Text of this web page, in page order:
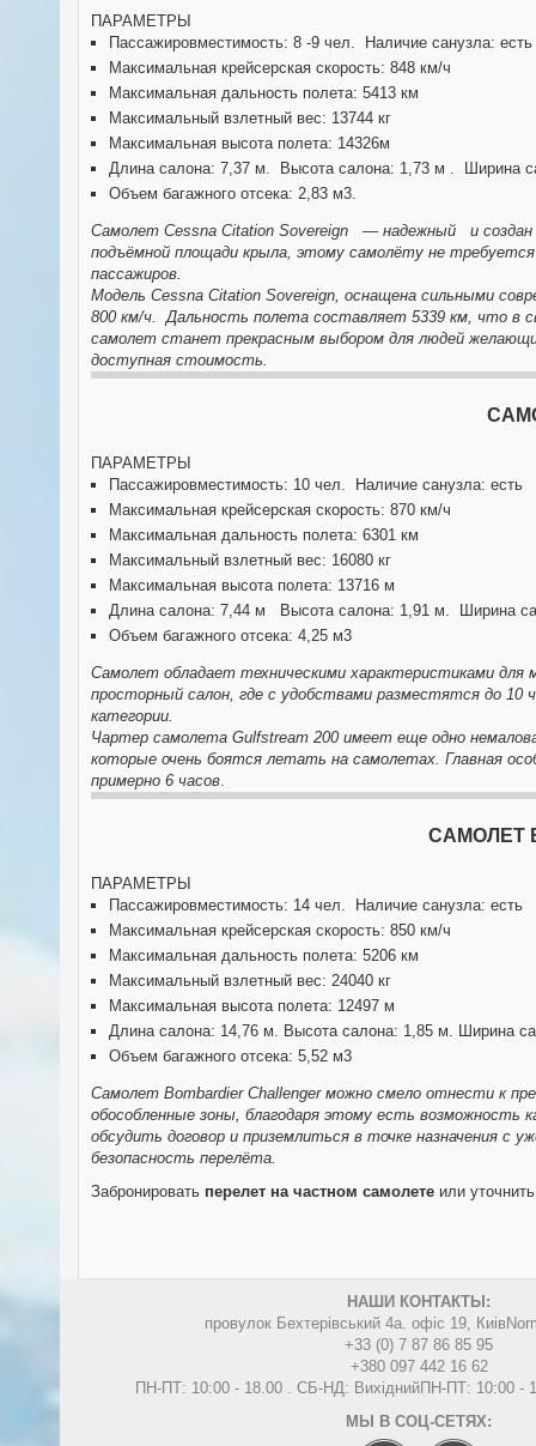
ПАРАМЕТРЫ
Пассажировместимость: 8 -9 чел. Наличие санузла: есть
Максимальная крейсерская скорость: 848 км/ч
Максимальная дальность полета: 5413 км
Максимальный взлетный вес: 13744 кг
Максимальная высота полета: 14326м
Длина салона: 7,37 м. Высота салона: 1,73 м . Ширина
Объем багажного отсека: 2,83 м3.
Самолет Cessna Citation Sovereign — надежный и создан
подъёмной площади крыла, этому самолёту не
пассажиров.
Модель Cessna Citation Sovereign, оснащена сильными
800 км/ч. Дальность полета составляет 5339 км, что в
самолет станет прекрасным выбором для людей
доступная стоимость.
ПАРАМЕТРЫ
Пассажировместимость: 10 чел. Наличие санузла: есть
Максимальная крейсерская скорость: 870 км/ч
Максимальная дальность полета: 6301 км
Максимальный взлетный вес: 16080 кг
Максимальная высота полета: 13716 м
Длина салона: 7,44 м Высота салона: 1,91 м. Ширина
Объем багажного отсека: 4,25 м3
Самолет обладает техническими характеристиками
просторный салон, где с удобствами разместятся до
категории.
Чартер самолета Gulfstream 200 имеет еще одно
которые очень боятся летать на самолетах. Главная
примерно 6 часов.
САМОЛЕТ
ПАРАМЕТРЫ
Пассажировместимость: 14 чел. Наличие санузла: есть
Максимальная крейсерская скорость: 850 км/ч
Максимальная дальность полета: 5206 км
Максимальный взлетный вес: 24040 кг
Максимальная высота полета: 12497 м
Длина салона: 14,76 м. Высота салона: 1,85 м. Ширина
Объем багажного отсека: 5,52 м3
Самолет Bombardier Challenger можно смело отнести к
обособленные зоны, благодаря этому есть
обсудить договор и приземлиться в точке назначения
безопасность перелёта.
Забронировать перелет на частном самолете или
НАШИ КОНТАКТЫ:
провулок Бехтерівський 4а. офіс 19, Киів
+33 (0) 7 87 86 85 95
+380 097 442 16 62
ПН-ПТ: 10:00 - 18.00 . СБ-НД: ВихіднийПН-ПТ: 10:00 -
МЫ В СОЦ-СЕТЯХ: